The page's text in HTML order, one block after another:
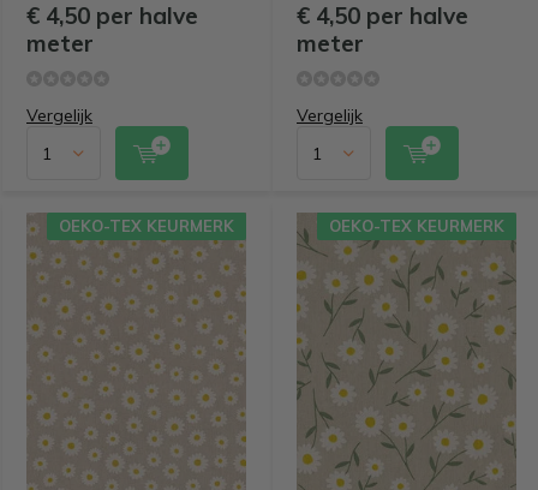
€ 4,50 per halve
meter
Vergelijk
€ 4,50 per halve
meter
Vergelijk
OEKO-TEX KEURMERK OEKO-TEX KEURMERK